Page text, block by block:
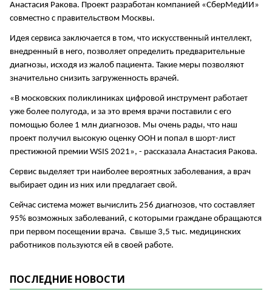
Анастасия Ракова. Проект разработан компанией «СберМедИИ»
совместно с правительством Москвы.
Идея сервиса заключается в том, что искусственный интеллект,
внедренный в него, позволяет определить предварительные
диагнозы, исходя из жалоб пациента. Такие меры позволяют
значительно снизить загруженность врачей.
«В московских поликлиниках цифровой инструмент работает
уже более полугода, и за это время врачи поставили с его
помощью более 1 млн диагнозов. Мы очень рады, что наш
проект получил высокую оценку ООН и попал в шорт-лист
престижной премии WSIS 2021», - рассказала Анастасия Ракова.
Сервис выделяет три наиболее вероятных заболевания, а врач
выбирает один из них или предлагает свой.
Сейчас система может вычислить 256 диагнозов, что составляет
95% возможных заболеваний, с которыми граждане обращаются
при первом посещении врача. Свыше 3,5 тыс. медицинских
работников пользуются ей в своей работе.
ПОСЛЕДНИЕ НОВОСТИ